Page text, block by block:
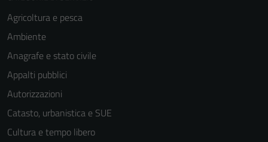
Agricoltura e pesca
Ambiente
Anagrafe e stato civile
Appalti pubblici
Autorizzazioni
Catasto, urbanistica e SUE
Cultura e tempo libero